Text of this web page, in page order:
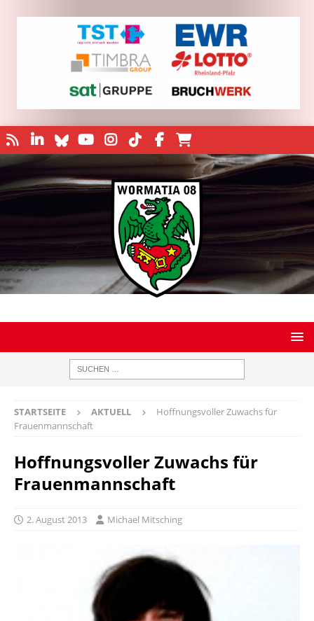
STARTSEITE AKTUELL
Hoffnungsvoller Zuwachs für
Frauenmannschaft
Hoffnungsvoller Zuwachs für
Frauenmannschaft
2. August 2013 Michael Mitsching